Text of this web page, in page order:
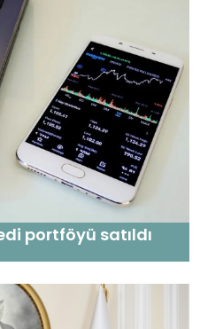
portföyü satıldı